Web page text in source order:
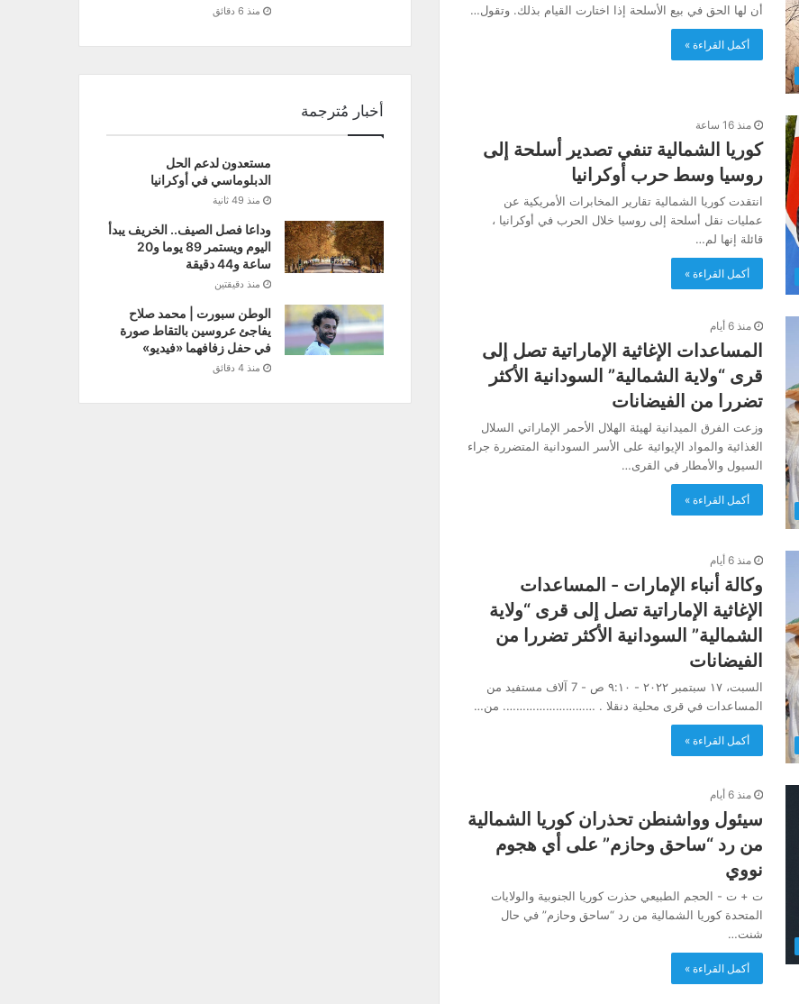
أن لها الحق في بيع الأسلحة إذا اختارت القيام بذلك. وتقول…
أكمل القراءة »
منذ 16 ساعة
كوريا الشمالية تنفي تصدير أسلحة إلى
روسيا وسط حرب أوكرانيا
انتقدت كوريا الشمالية تقارير المخابرات الأمريكية عن
عمليات نقل أسلحة إلى روسيا خلال الحرب في أوكرانيا ،
قائلة إنها لم…
أكمل القراءة »
منذ 6 أيام
المساعدات الإغاثية الإماراتية تصل إلى
قرى “ولاية الشمالية” السودانية الأكثر
تضررا من الفيضانات
وزعت الفرق الميدانية لهيئة الهلال الأحمر الإماراتي السلال
الغذائية والمواد الإيوائية على الأسر السودانية المتضررة جراء
السيول والأمطار في القرى…
أكمل القراءة »
منذ 6 أيام
وكالة أنباء الإمارات - المساعدات
الإغاثية الإماراتية تصل إلى قرى “ولاية
الشمالية” السودانية الأكثر تضررا من
الفيضانات
السبت، ١٧ سبتمبر ٢٠٢٢ - ٩:١٠ ص - 7 آلاف مستفيد من
المساعدات في قرى محلية دنقلا . ………………………. من…
أكمل القراءة »
منذ 6 أيام
سيئول وواشنطن تحذران كوريا الشمالية
من رد “ساحق وحازم” على أي هجوم
نووي
ت + ت - الحجم الطبيعي حذرت كوريا الجنوبية والولايات
المتحدة كوريا الشمالية من رد “ساحق وحازم” في حال
شنت…
أكمل القراءة »
منذ 6 دقائق
أخبار مُترجمة
مستعدون لدعم الحل
الدبلوماسي في أوكرانيا
منذ 49 ثانية
وداعا فصل الصيف.. الخريف يبدأ
اليوم ويستمر 89 يوما و20
ساعة و44 دقيقة
منذ دقيقتين
الوطن سبورت | محمد صلاح
يفاجئ عروسين بالتقاط صورة
في حفل زفافهما «فيديو»
منذ 4 دقائق